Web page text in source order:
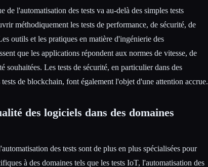
de l'automatisation des tests va au-delà des simples tests
méthodiquement les tests de performance, de sécurité, de
outils et les pratiques en matière d'ingénierie des
que les applications répondent aux normes de vitesse, de
souhaitées. Les tests de sécurité, en particulier dans des
tests de blockchain, font également l'objet d'une attention accrue.
des logiciels dans des domaines
des tests sont de plus en plus spécialisées pour
à des domaines tels que les tests IoT, l'automatisation des